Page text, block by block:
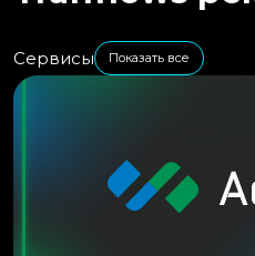
Сервисы Показать все